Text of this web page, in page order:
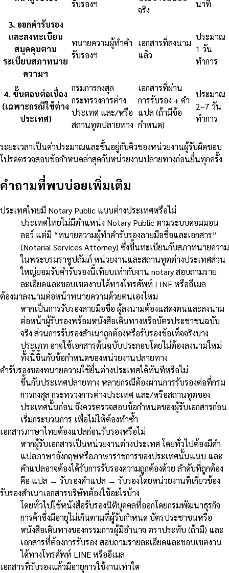
รับรองฯ
จริง
นาที
3. ออกคำรับรอง
และลงทะเบียน
สมุดคุมตาม
ระเบียบสภาทนาย
ความฯ
ทนายความผู้ทำคำ
รับรองฯ
เอกสารที่ลงนาม
แล้ว
ประมาณ
1 วัน
ทำการ
4. ขั้นตอนต่อเนื่อง
(เฉพาะกรณีใช้ต่าง
ประเทศ)
กรมการกงสุล
กระทรวงการต่าง
ประเทศ และ/หรือ
สถานทูตปลายทาง
เอกสารที่ผ่าน
การรับรอง + คำ
แปล (ถ้ามีข้อ
กำหนด)
ประมาณ
2–7 วัน
ทำการ
ระยะเวลาเป็นค่าประมาณและขึ้นอยู่กับคิวของหน่วยงานผู้รับผิดชอบ
โปรดตรวจสอบข้อกำหนดล่าสุดกับหน่วยงานปลายทางก่อนยื่นทุกครั้ง
คำถามที่พบบ่อยเพิ่มเติม
ประเทศไทยมี Notary Public แบบต่างประเทศหรือไม่
ประเทศไทยไม่มีตำแหน่ง Notary Public ตามระบบคอมมอน
ลอว์ แต่มี “ทนายความผู้ทำคำรับรองลายมือชื่อและเอกสาร”
(Notarial Services Attorney) ซึ่งขึ้นทะเบียนกับสภาทนายความ
ในพระบรมราชูปถัมภ์ หน่วยงานและสถานทูตต่างประเทศส่วน
ใหญ่ยอมรับคำรับรองนี้เทียบเท่ากับงาน notary สอบถามราย
ละเอียดและขอบเขตงานได้ทางโทรศัพท์ LINE หรืออีเมล
ต้องมาลงนามต่อหน้าทนายความด้วยตนเองไหม
หากเป็นการรับรองลายมือชื่อ ผู้ลงนามต้องแสดงตนและลงนาม
ต่อหน้าผู้รับรองพร้อมหนังสือเดินทางหรือบัตรประชาชนฉบับ
จริง ส่วนการรับรองสำเนาถูกต้องหรือรับรองข้อเท็จจริงบาง
ประเภท อาจใช้เอกสารต้นฉบับประกอบโดยไม่ต้องลงนามใหม่
ทั้งนี้ขึ้นกับข้อกำหนดของหน่วยงานปลายทาง
คำรับรองของทนายความใช้ยื่นต่างประเทศได้ทันทีหรือไม่
ขึ้นกับประเทศปลายทาง หลายกรณีต้องผ่านการรับรองต่อที่กรม
การกงสุล กระทรวงการต่างประเทศ และ/หรือสถานทูตของ
ประเทศนั้นก่อน จึงควรตรวจสอบข้อกำหนดของผู้รับเอกสารก่อน
เริ่มกระบวนการ เพื่อไม่ให้ต้องทำซ้ำ
เอกสารภาษาไทยต้องแปลก่อนรับรองหรือไม่
หากผู้รับเอกสารเป็นหน่วยงานต่างประเทศ โดยทั่วไปต้องมีคำ
แปลภาษาอังกฤษหรือภาษาราชการของประเทศนั้นแนบ และ
คำแปลอาจต้องได้รับการรับรองความถูกต้องด้วย ลำดับที่ถูกต้อง
คือ แปล → รับรองคำแปล → รับรองโดยหน่วยงานที่เกี่ยวข้อง
รับรองสำเนาเอกสารบริษัทต้องใช้อะไรบ้าง
โดยทั่วไปใช้หนังสือรับรองนิติบุคคลที่ออกโดยกรมพัฒนาธุรกิจ
การค้าซึ่งมีอายุไม่เกินตามที่ผู้รับกำหนด บัตรประชาชนหรือ
หนังสือเดินทางของกรรมการผู้มีอำนาจ ตราประทับ (ถ้ามี) และ
เอกสารที่ต้องการรับรอง สอบถามรายละเอียดและขอบเขตงาน
ได้ทางโทรศัพท์ LINE หรืออีเมล
เอกสารที่รับรองแล้วมีอายุการใช้งานเท่าใด